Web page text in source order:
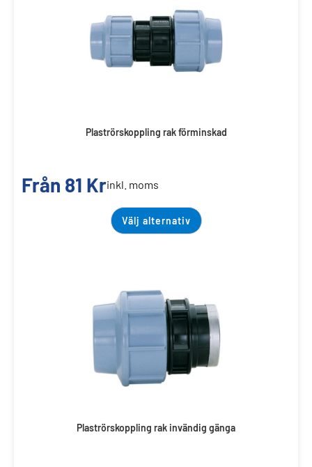
Plaströrskoppling rak förminskad
Från 81 Krinkl. moms
Välj alternativ
Plaströrskoppling rak invändig gänga